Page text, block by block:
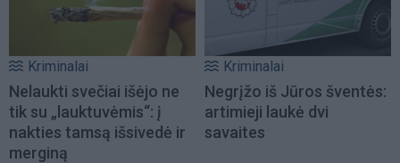
Kriminalai
Nelaukti svečiai išėjo ne
tik su „lauktuvėmis“: į
nakties tamsą išsivedė ir
merginą
Kriminalai
Negrįžo iš Jūros šventės:
artimieji laukė dvi
savaites